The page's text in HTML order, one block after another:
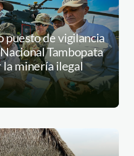
puesto de vigilancia
Tambopata
minería ilegal